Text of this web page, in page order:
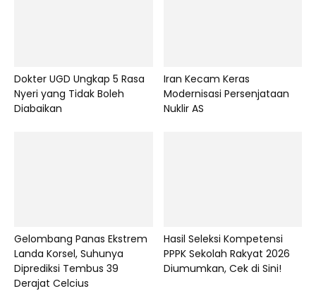
Dokter UGD Ungkap 5 Rasa
Nyeri yang Tidak Boleh
Diabaikan
Iran Kecam Keras
Modernisasi Persenjataan
Nuklir AS
Gelombang Panas Ekstrem
Landa Korsel, Suhunya
Diprediksi Tembus 39
Derajat Celcius
Hasil Seleksi Kompetensi
PPPK Sekolah Rakyat 2026
Diumumkan, Cek di Sini!